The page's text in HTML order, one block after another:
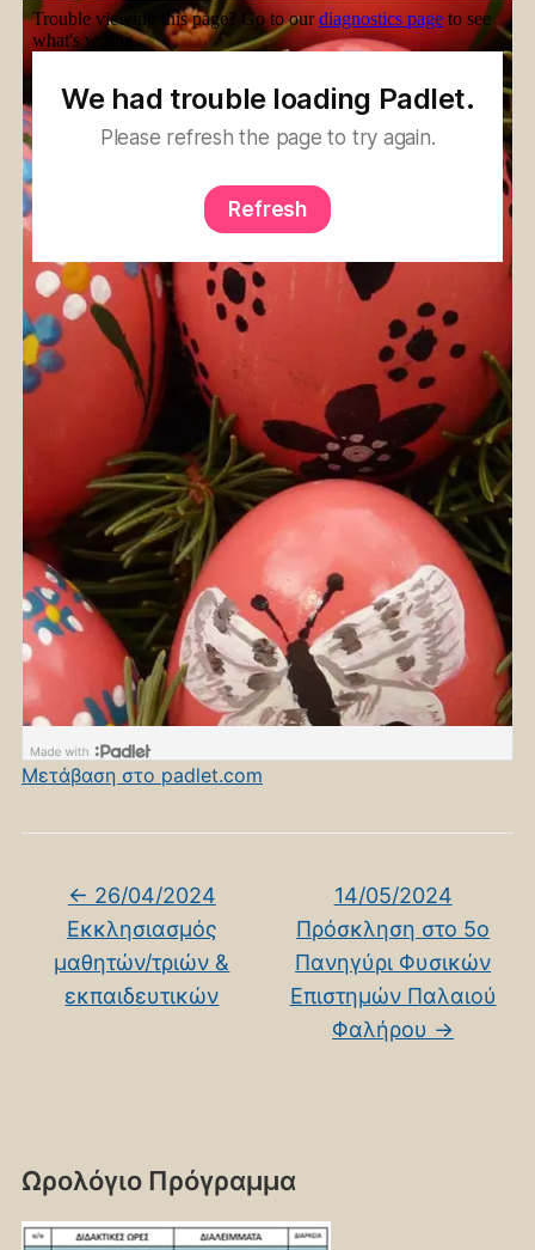
Μετάβαση στο padlet.com
← 26/04/2024
Εκκλησιασμός
μαθητών/τριών &
εκπαιδευτικών
14/05/2024
Πρόσκληση στο 5o
Πανηγύρι Φυσικών
Επιστημών Παλαιού
Φαλήρου →
Ωρολόγιο Πρόγραμμα